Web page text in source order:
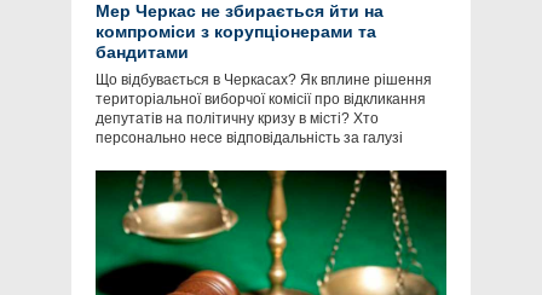
Мер Черкас не збирається йти на
компроміси з корупціонерами та
бандитами
Що відбувається в Черкасах? Як вплине рішення
територіальної виборчої комісії про відкликання
депутатів на політичну кризу в місті? Хто
персонально несе відповідальність за галузі